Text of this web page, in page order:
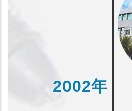
2002年